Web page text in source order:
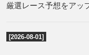
厳選レース予想をアッ
[2026-08-01]